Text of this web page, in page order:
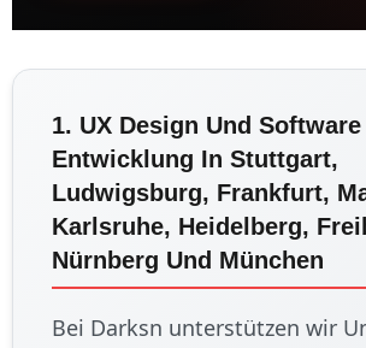
1. UX Design Und Software
Entwicklung In Stuttgart,
Ludwigsburg, Frankfurt,
Karlsruhe, Heidelberg,
Nürnberg Und München
Bei Darksn unterstützen wir